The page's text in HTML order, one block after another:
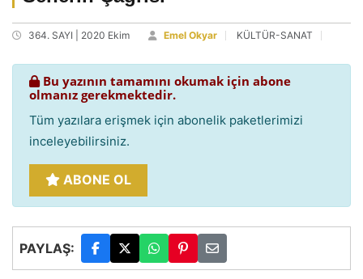
364. SAYI | 2020 Ekim Emel Okyar KÜLTÜR-SANAT
Bu yazının tamamını okumak için abone
olmanız gerekmektedir.
Tüm yazılara erişmek için abonelik paketlerimizi
inceleyebilirsiniz.
ABONE OL
PAYLAŞ: